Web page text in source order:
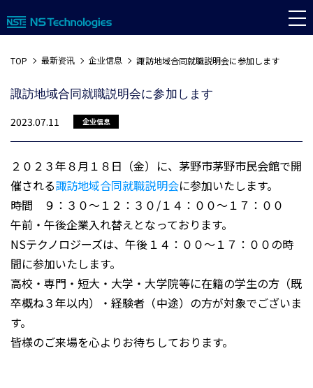
TOP 最新资讯 企业信息 諏訪地域合同就職説明会に参加します
諏訪地域合同就職説明会に参加します
2023.07.11
企业信息
２０２３年８月１８日（金）に、茅野市茅野市民会館で開
催される諏訪地域合同就職説明会に参加いたします。
時間 ９：３０～１２：３０/１４：００～１７：００
午前・午後企業入れ替えとなっております。
NSテクノロジーズは、午後１４：００～１７：００の時
間に参加いたします。
高校・専門・短大・大学・大学院等に在籍の学生の方（既
卒概ね３年以内）・経験者（中途）の方が対象でございま
す。
皆様のご来場を心よりお待ちしております。